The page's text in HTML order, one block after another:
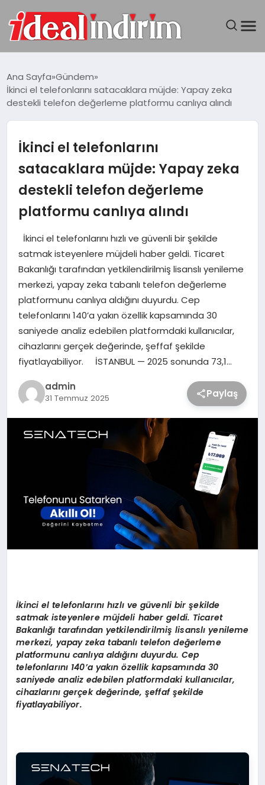
BILGISAYAR
TEKNOLOJI
YAŞAM
Ana Sayfa Gündem
İkinci el telefonlarını satacaklara müjde: Yapay zeka
destekli telefon değerleme platformu canlıya alındı
İkinci el telefonlarını
satacaklara müjde: Yapay zeka
destekli telefon değerleme
platformu canlıya alındı
İkinci el telefonlarını hızlı ve güvenli bir şekilde
satmak isteyenlere müjdeli haber geldi. Ticaret
Bakanlığı tarafından yetkilendirilmiş lisanslı yenileme
merkezi, yapay zeka tabanlı telefon değerleme
platformunu canlıya aldığını duyurdu. Cep
telefonlarını 140’a yakın özellik kapsamında 30
saniyede analiz edebilen platformdaki kullanıcılar,
cihazlarını gerçek değerinde, şeffaf şekilde
fiyatlayabiliyor. İSTANBUL — 2025 sonunda 73,1…
admin
31 Temmuz 2025 Paylaş
İkinci el telefonlarını hızlı ve güvenli bir şekilde
satmak isteyenlere müjdeli haber geldi. Ticaret
Bakanlığı tarafından yetkilendirilmiş lisanslı yenileme
merkezi, yapay zeka tabanlı telefon değerleme
platformunu canlıya aldığını duyurdu. Cep
telefonlarını 140’a yakınözellik kapsamında 30
saniyede analiz edebilen platformdaki kullanıcılar,
cihazlarını gerçek değerinde, şeffaf şekilde
fiyatlayabiliyor.